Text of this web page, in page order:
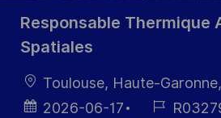
Responsable Thermique
Spatiales
localisation
Toulouse, Haute-
Date 2026-06-17
Référence